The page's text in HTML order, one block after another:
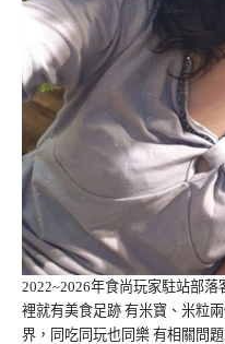
2022~2026年食尚玩家駐站部
裡就有美食足跡 有米寶、米粒
界，同吃同玩也同樂 有相關問